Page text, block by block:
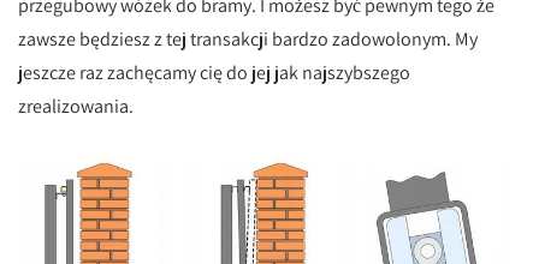
przegubowy wózek do bramy. I możesz być pewnym tego że
zawsze będziesz z tej transakcji bardzo zadowolonym. My
jeszcze raz zachęcamy cię do jej jak najszybszego
zrealizowania.